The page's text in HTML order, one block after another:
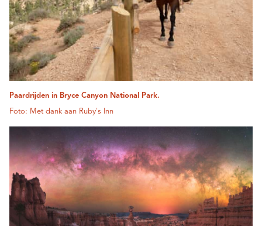
Paardrijden in Bryce Canyon National Park.
Foto: Met dank aan Ruby's Inn